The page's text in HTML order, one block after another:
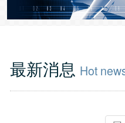
實績介紹
詢
最
最新消息 Hot